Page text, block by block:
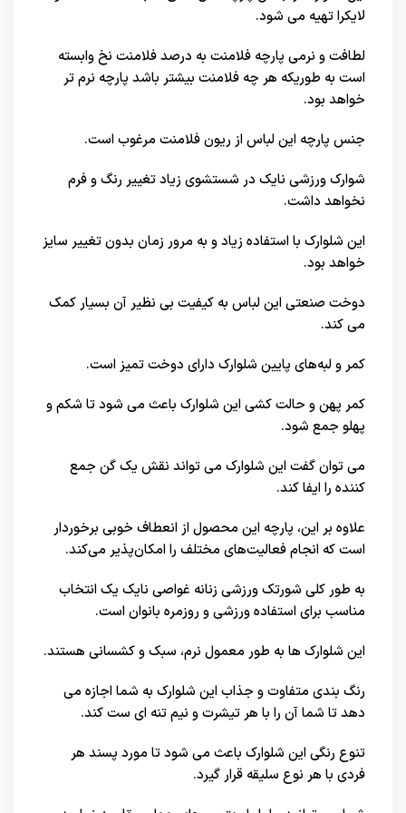
لایکرا تهیه می شود.
لطافت و نرمی پارچه فلامنت به درصد فلامنت نخ وابسته
است به طوریکه هر چه فلامنت بیشتر باشد پارچه نرم تر
خواهد بود.
جنس پارچه این لباس از ریون فلامنت مرغوب است.
شوارک ورزشی نایک در شستشوی زیاد تغییر رنگ و فرم
نخواهد داشت.
این شلوارک با استفاده زیاد و به مرور زمان بدون تغییر سایز
خواهد بود.
دوخت صنعتی این لباس به کیفیت بی نظیر آن بسیار کمک
می کند.
کمر و لبه‌های پایین شلوارک دارای دوخت تمیز است.
کمر پهن و حالت کشی این شلوارک باعث می شود تا شکم و
پهلو جمع شود.
می توان گفت این شلوارک می تواند نقش یک گن جمع
کننده را ایفا کند.
علاوه بر این، پارچه این محصول از انعطاف خوبی برخوردار
است که انجام فعالیت‌های مختلف را امکان‌پذیر می‌کند.
به طور کلی شورتک ورزشی زنانه غواصی نایک یک انتخاب
مناسب برای استفاده ورزشی و روزمره بانوان است.
این شلوارک ها به طور معمول نرم، سبک و کشسانی هستند.
رنگ بندی متفاوت و جذاب این شلوارک به شما اجازه می
دهد تا شما آن را با هر تیشرت و نیم تنه ای ست کند.
تنوع رنگی این شلوارک باعث می شود تا مورد پسند هر
فردی با هر نوع سلیقه قرار گیرد.